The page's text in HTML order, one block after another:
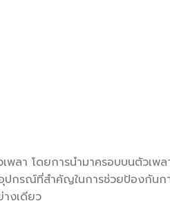
ลา โดยการนำมาครอบบนตัวเพ
ปกรณ์ที่สำคัญในการช่วยป้องกัน
งเดียว